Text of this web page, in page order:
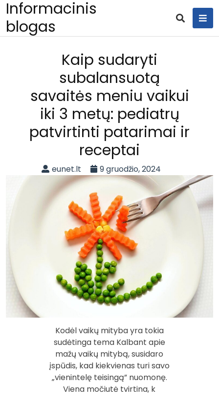
Skip
to
content
Informacinis
blogas
Kaip sudaryti
subalansuotą
savaitės meniu vaikui
iki 3 metų: pediatrų
patvirtinti patarimai ir
receptai
eunet.lt 9 gruodžio, 2024
Kodėl vaikų mityba yra tokia
sudėtinga tema Kalbant apie
mažų vaikų mitybą, susidaro
įspūdis, kad kiekvienas turi savo
„vienintelę teisingą” nuomonę.
Viena močiutė tvirtina, k